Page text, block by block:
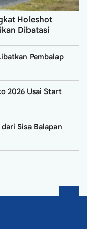
Holeshot
Dibatasi
Pembalap
2026 Usai Start
Sisa Balapan